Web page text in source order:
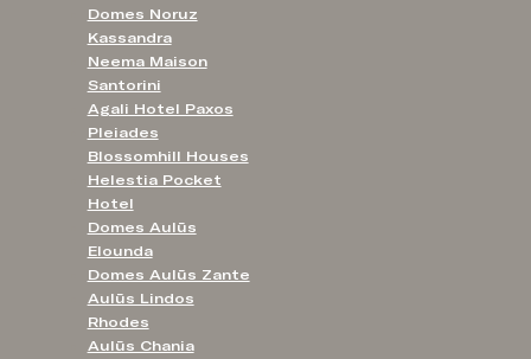
Domes Noruz
Kassandra
Neema Maison
Santorini
Agali Hotel Paxos
Pleiades
Blossomhill Houses
Helestia Pocket
Hotel
Domes Aulūs
Elounda
Domes Aulūs Zante
Aulūs Lindos
Rhodes
Aulūs Chania